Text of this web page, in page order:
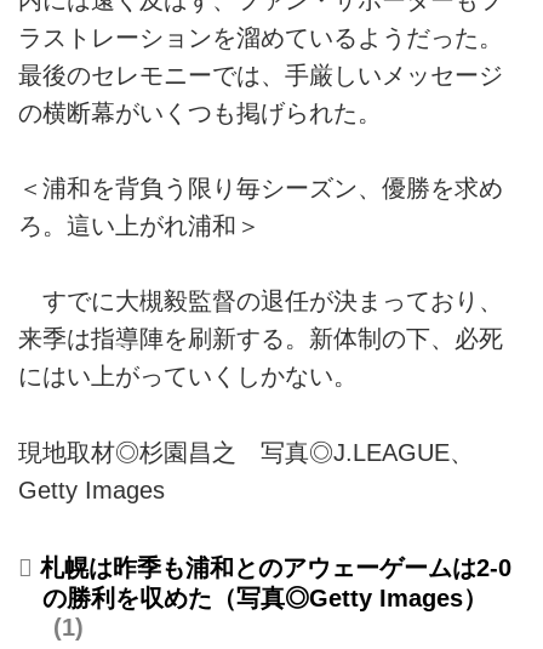
ラストレーションを溜めているようだった。
最後のセレモニーでは、手厳しいメッセージ
の横断幕がいくつも掲げられた。
＜浦和を背負う限り毎シーズン、優勝を求め
ろ。這い上がれ浦和＞
すでに大槻毅監督の退任が決まっており、
来季は指導陣を刷新する。新体制の下、必死
にはい上がっていくしかない。
現地取材◎杉園昌之 写真◎J.LEAGUE、
Getty Images
札幌は昨季も浦和とのアウェーゲームは2-0
の勝利を収めた（写真◎Getty Images）
1